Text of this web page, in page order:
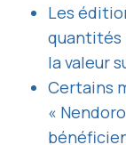
Les
quantités
la valeur
Certains
«